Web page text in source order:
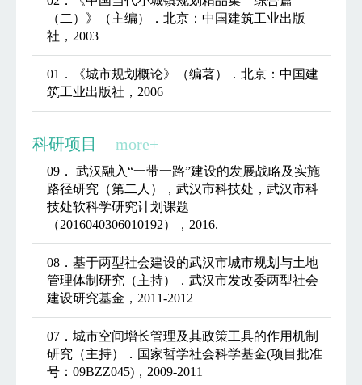
（二）》（主编）．北京：中国建筑工业出版
社，2003
01．《城市规划概论》（编著）．北京：中国建
筑工业出版社，2006
科研项目 more+
09． 武汉融入“一带一路”建设的发展战略及实施
路径研究（第二人），武汉市科技处，武汉市科
技处软科学研究计划课题
（2016040306010192），2016.
08．基于两型社会建设的武汉市城市规划与土地
管理体制研究（主持）．武汉市发改委两型社会
建设研究基金，2011-2012
07．城市空间增长管理及其政策工具的作用机制
研究（主持）．国家哲学社会科学基金(项目批准
号：09BZZ045)，2009-2011